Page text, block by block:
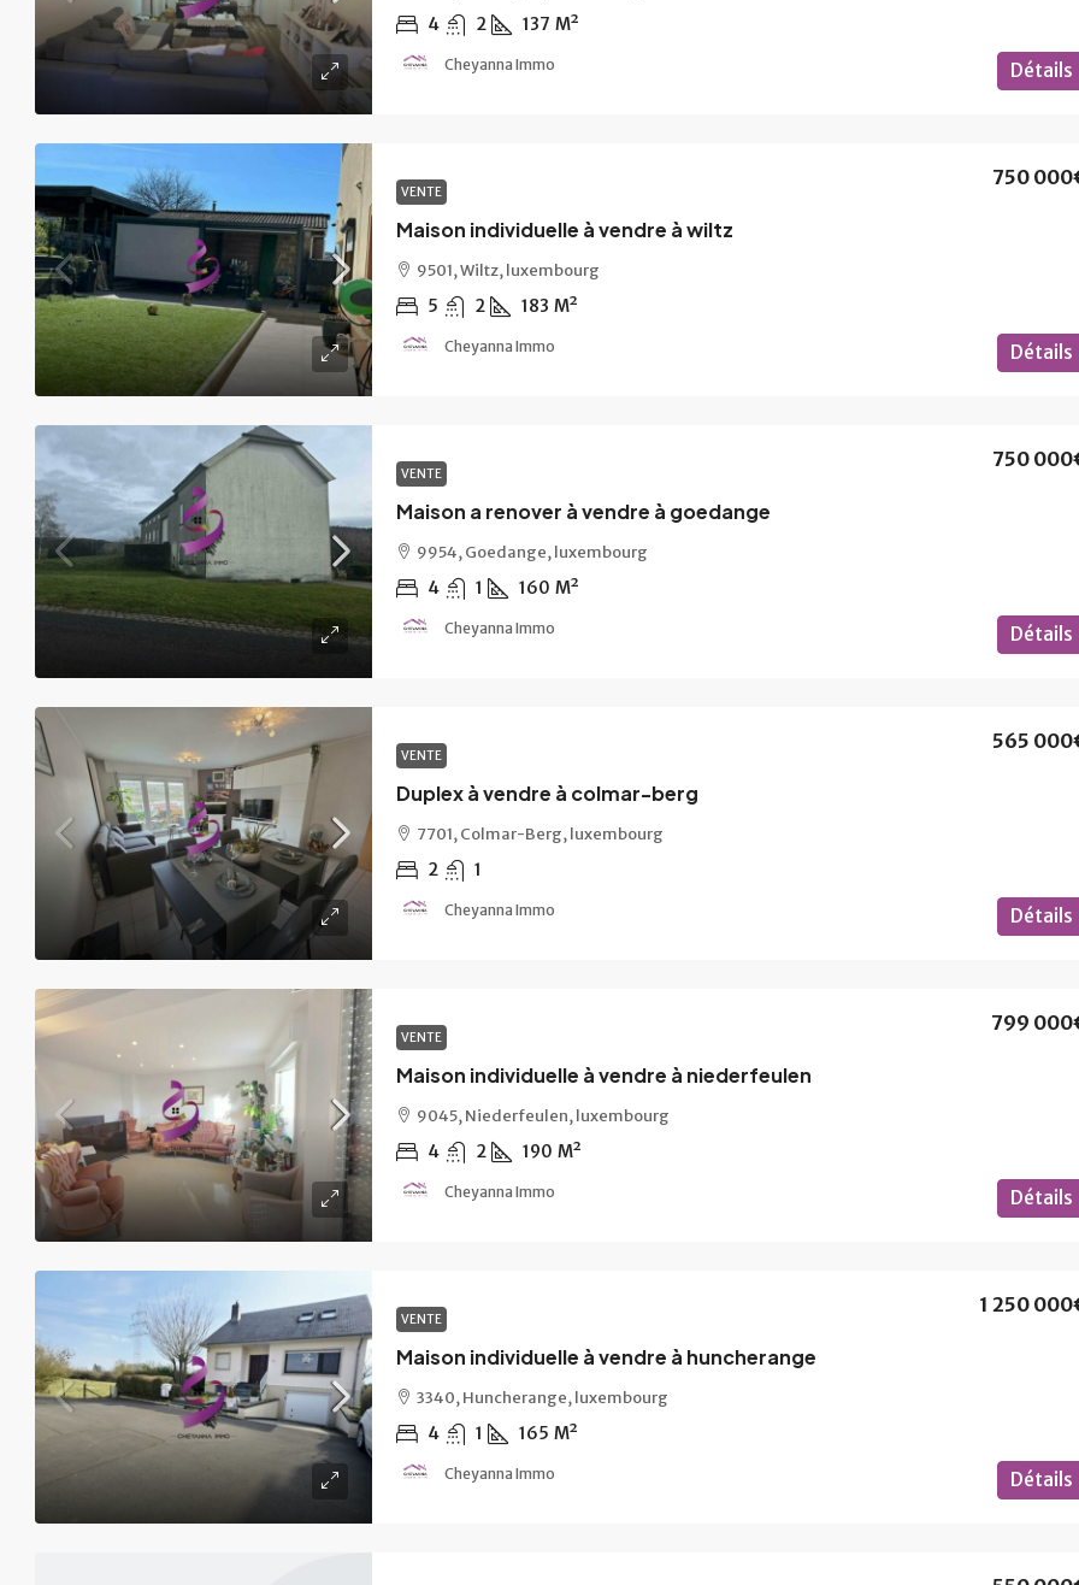
4 2 137 M²
Détails
Cheyanna Immo
VENTE
Maison individuelle à vendre à wiltz
750
9501, Wiltz, luxembourg
5 2 183 M²
Détails
Cheyanna Immo
VENTE
Maison a renover à vendre à goedange
750
9954, Goedange, luxembourg
4 1 160 M²
Détails
Cheyanna Immo
VENTE
Duplex à vendre à colmar-berg
565
7701, Colmar-Berg, luxembourg
2 1
Détails
Cheyanna Immo
VENTE
Maison individuelle à vendre à niederfeulen
799
9045, Niederfeulen, luxembourg
4 2 190 M²
Détails
Cheyanna Immo
VENTE
Maison individuelle à vendre à huncherange
1 250
3340, Huncherange, luxembourg
4 1 165 M²
Détails
Cheyanna Immo